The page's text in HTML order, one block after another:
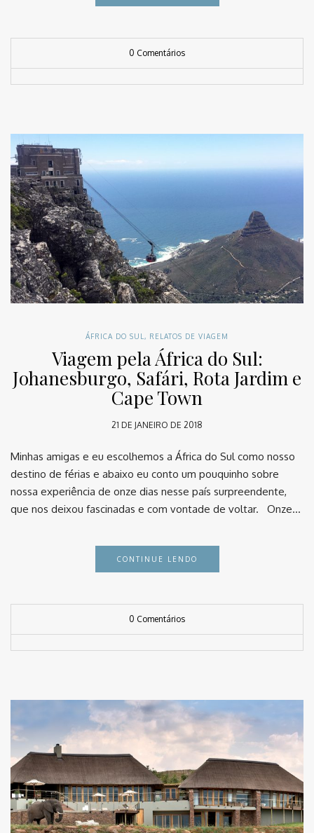
0 Comentários
ÁFRICA DO SUL , RELATOS DE VIAGEM
Viagem pela África do Sul:
Johanesburgo, Safári, Rota Jardim e
Cape Town
21 DE JANEIRO DE 2018
Minhas amigas e eu escolhemos a África do Sul como nosso
destino de férias e abaixo eu conto um pouquinho sobre
nossa experiência de onze dias nesse país surpreendente,
que nos deixou fascinadas e com vontade de voltar. Onze…
CONTINUE LENDO
0 Comentários